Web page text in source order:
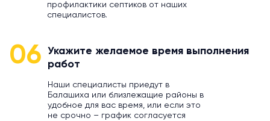
профилактики септиков от наших
специалистов.
06
Укажите желаемое время выполнения
работ
Наши специалисты приедут в
Балашиха или близлежащие районы в
удобное для вас время, или если это
не срочно – график согласуется